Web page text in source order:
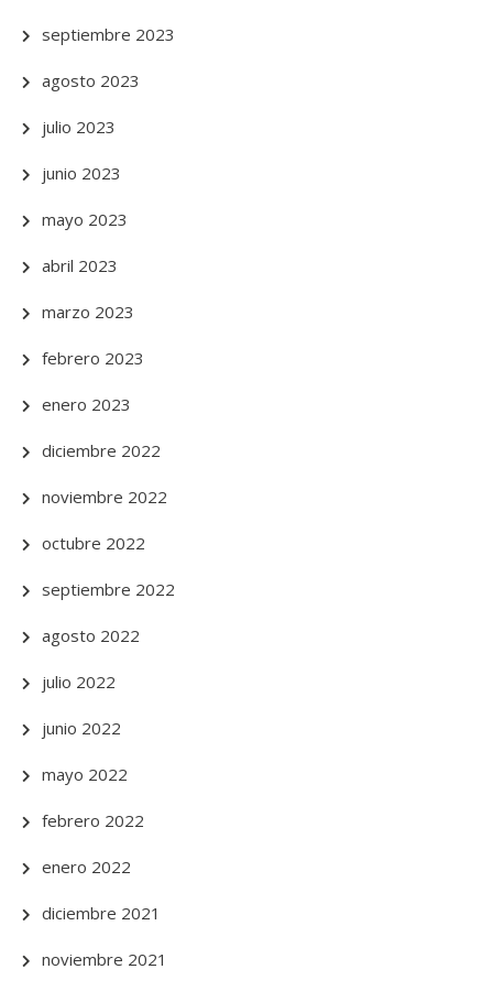
septiembre 2023
agosto 2023
julio 2023
junio 2023
mayo 2023
abril 2023
marzo 2023
febrero 2023
enero 2023
diciembre 2022
noviembre 2022
octubre 2022
septiembre 2022
agosto 2022
julio 2022
junio 2022
mayo 2022
febrero 2022
enero 2022
diciembre 2021
noviembre 2021